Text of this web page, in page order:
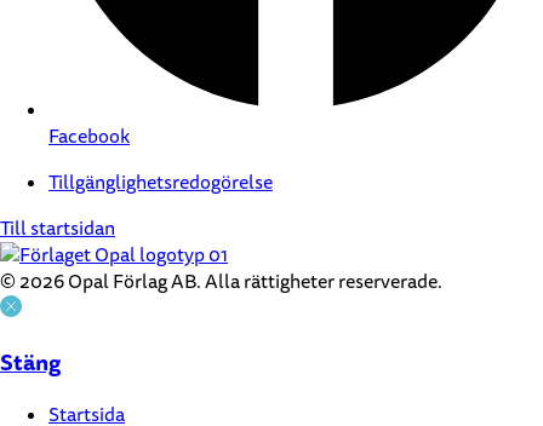
Facebook
Tillgänglighetsredogörelse
Till startsidan
© 2026 Opal Förlag AB. Alla rättigheter reserverade.
Stäng
Startsida